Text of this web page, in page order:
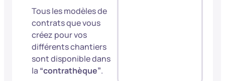
Tous les modèles de
contrats que vous
créez pour vos
différents chantiers
sont disponible dans
la “contrathèque”.